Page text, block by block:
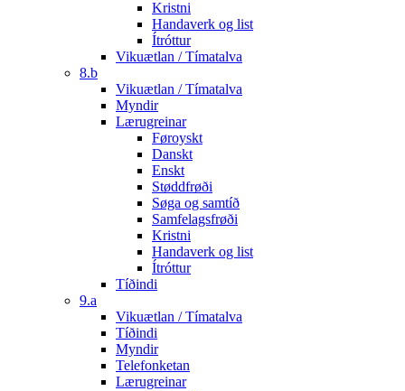
Kristni
Handaverk og list
Ítróttur
Vikuætlan / Tímatalva
8.b
Vikuætlan / Tímatalva
Myndir
Lærugreinar
Føroyskt
Danskt
Enskt
Støddfrøði
Søga og samtíð
Samfelagsfrøði
Kristni
Handaverk og list
Ítróttur
Tíðindi
9.a
Vikuætlan / Tímatalva
Tíðindi
Myndir
Telefonketan
Lærugreinar